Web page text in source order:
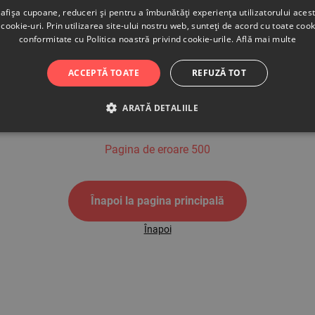
500
Pagina de eroare 500
Înapoi la pagina principală
Înapoi
cupoane, reduceri și pentru a îmbunătăți experiența utilizatorului
uri. Prin utilizarea site-ului nostru web, sunteți de acord cu toate
conformitate cu Politica noastră privind cookie-urile. Află mai multe
ACCEPTĂ TOATE REFUZĂ TOT
ARATĂ DETALIILE